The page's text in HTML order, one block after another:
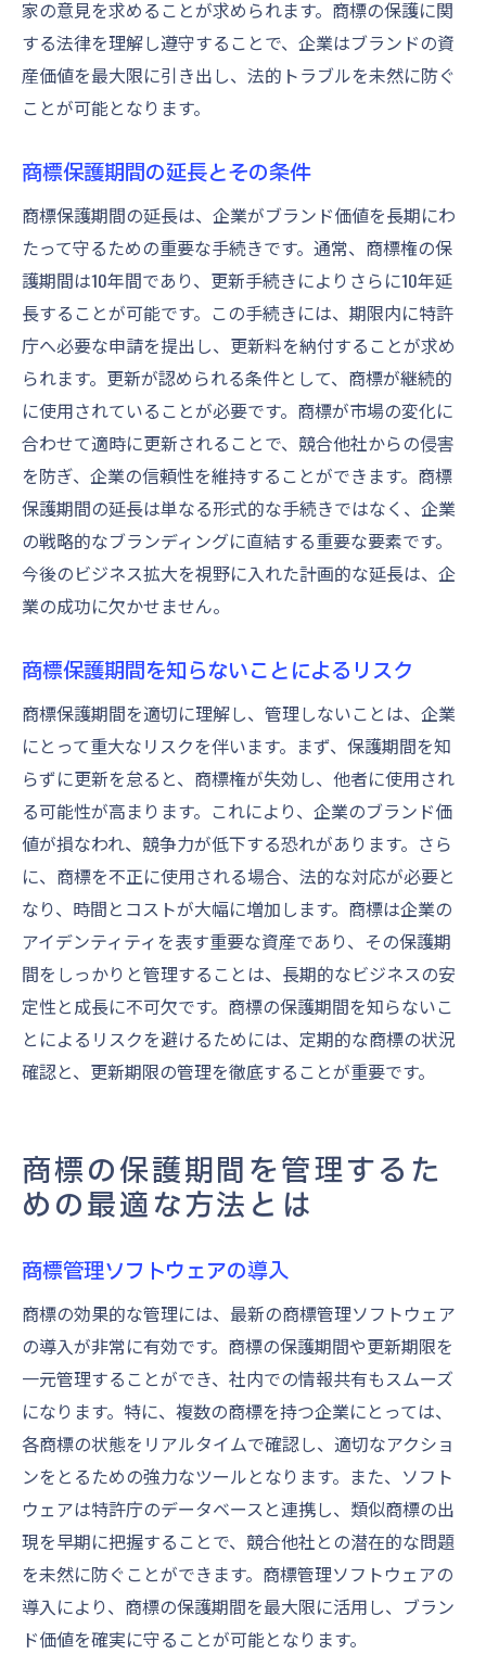
得
商標保護におけるリスク管理の重要性
商標を守るためのチーム作り
商標保護戦略と企業文化の統合
商標保護のための定期的な監査
商標保護を通じた持続可能なビジネスモデ
ル構築
家の意見を求めることが求められます。商標の保護に関
する法律を理解し遵守することで、企業はブランドの資
産価値を最大限に引き出し、法的トラブルを未然に防ぐ
ことが可能となります。
商標保護期間の延長とその条件
商標保護期間の延長は、企業がブランド価値を長期にわ
たって守るための重要な手続きです。通常、商標権の保
護期間は10年間であり、更新手続きによりさらに10年延
長することが可能です。この手続きには、期限内に特許
庁へ必要な申請を提出し、更新料を納付することが求め
られます。更新が認められる条件として、商標が継続的
に使用されていることが必要です。商標が市場の変化に
合わせて適時に更新されることで、競合他社からの侵害
を防ぎ、企業の信頼性を維持することができます。商標
保護期間の延長は単なる形式的な手続きではなく、企業
の戦略的なブランディングに直結する重要な要素です。
今後のビジネス拡大を視野に入れた計画的な延長は、企
業の成功に欠かせません。
商標保護期間を知らないことによるリスク
商標保護期間を適切に理解し、管理しないことは、企業
にとって重大なリスクを伴います。まず、保護期間を知
らずに更新を怠ると、商標権が失効し、他者に使用され
る可能性が高まります。これにより、企業のブランド価
値が損なわれ、競争力が低下する恐れがあります。さら
に、商標を不正に使用される場合、法的な対応が必要と
なり、時間とコストが大幅に増加します。商標は企業の
アイデンティティを表す重要な資産であり、その保護期
間をしっかりと管理することは、長期的なビジネスの安
定性と成長に不可欠です。商標の保護期間を知らないこ
とによるリスクを避けるためには、定期的な商標の状況
確認と、更新期限の管理を徹底することが重要です。
商標の保護期間を管理するた
めの最適な方法とは
商標管理ソフトウェアの導入
商標の効果的な管理には、最新の商標管理ソフトウェア
の導入が非常に有効です。商標の保護期間や更新期限を
一元管理することができ、社内での情報共有もスムーズ
になります。特に、複数の商標を持つ企業にとっては、
各商標の状態をリアルタイムで確認し、適切なアクショ
ンをとるための強力なツールとなります。また、ソフト
ウェアは特許庁のデータベースと連携し、類似商標の出
現を早期に把握することで、競合他社との潜在的な問題
を未然に防ぐことができます。商標管理ソフトウェアの
導入により、商標の保護期間を最大限に活用し、ブラン
ド価値を確実に守ることが可能となります。